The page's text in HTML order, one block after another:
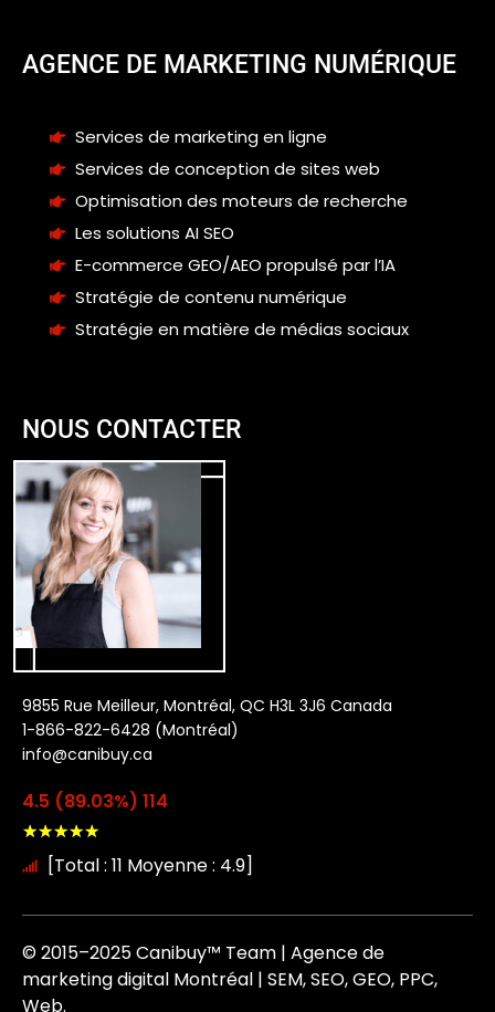
AGENCE DE MARKETING NUMÉRIQUE
Services de marketing en ligne
Services de conception de sites web
Optimisation des moteurs de recherche
Les solutions AI SEO
E-commerce GEO/AEO propulsé par l’IA
Stratégie de contenu numérique
Stratégie en matière de médias sociaux
NOUS CONTACTER
9855 Rue Meilleur, Montréal, QC H3L 3J6 Canada
1-866-822-6428 (Montréal)
info@canibuy.ca
4.5 (89.03%) 114
★★★★★
[Total : 11 Moyenne : 4.9]
© 2015–2025 Canibuy™ Team | Agence de
marketing digital Montréal | SEM, SEO, GEO, PPC,
Web.